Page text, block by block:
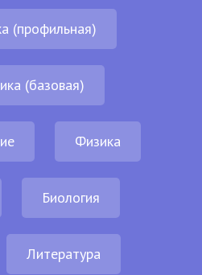
(профильная)
(базовая)
Физика
Биология
Литература